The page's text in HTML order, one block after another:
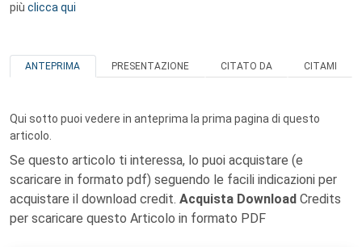
più clicca qui
ANTEPRIMA PRESENTAZIONE CITATO DA CITAMI
Qui sotto puoi vedere in anteprima la prima pagina di questo
articolo.
Se questo articolo ti interessa, lo puoi acquistare (e
scaricare in formato pdf) seguendo le facili indicazioni per
acquistare il download credit. Acquista Download Credits
per scaricare questo Articolo in formato PDF